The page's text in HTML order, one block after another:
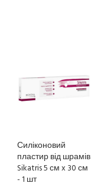
Силіконовий
пластир від шрамів
Sikatris 5 см x 30 см
- 1 шт